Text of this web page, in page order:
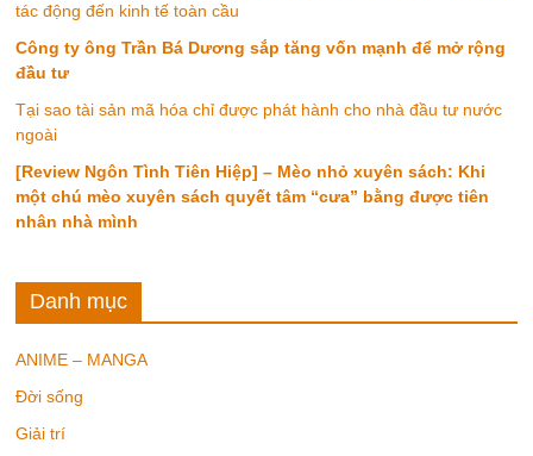
tác động đến kinh tế toàn cầu
Công ty ông Trần Bá Dương sắp tăng vốn mạnh để mở rộng
đầu tư
Tại sao tài sản mã hóa chỉ được phát hành cho nhà đầu tư nước
ngoài
[Review Ngôn Tình Tiên Hiệp] – Mèo nhỏ xuyên sách: Khi
một chú mèo xuyên sách quyết tâm “cưa” bằng được tiên
nhân nhà mình
Danh mục
ANIME – MANGA
Đời sống
Giải trí